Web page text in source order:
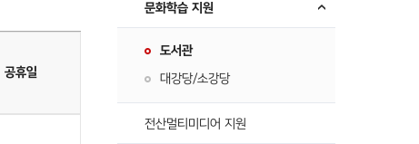
공휴일
문화학습 지원
도서관
대강당/소강당
전산멀티미디어 지원